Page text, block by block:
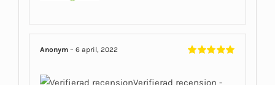
Anonym– 6 april, 2022
Verifierad recension -